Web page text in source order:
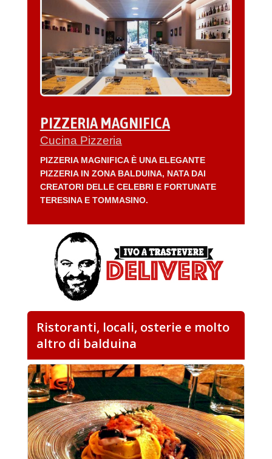
PIZZERIA MAGNIFICA
Cucina Pizzeria
PIZZERIA MAGNIFICA È UNA ELEGANTE
PIZZERIA IN ZONA BALDUINA, NATA DAI
CREATORI DELLE CELEBRI E FORTUNATE
TERESINA E TOMMASINO.
Ristoranti, locali, osterie e molto
altro di balduina